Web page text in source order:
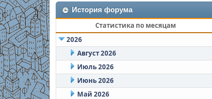
История форума
Статистика по месяцам
2026
Август 2026
Июль 2026
Июнь 2026
Май 2026